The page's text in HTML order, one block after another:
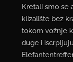
Kretali smo se
klizalište bez
tokom vožnje
duge i